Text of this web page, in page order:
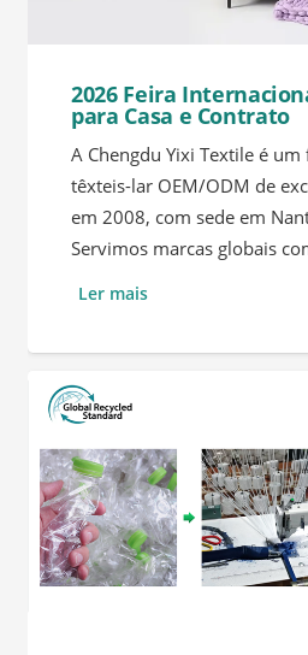
2026 Feira
para Casa e Contrato
A Chengdu Yixi Textile é
têxteis-lar OEM/ODM de
em 2008, com sede em
Servimos marcas globais
Ler mais